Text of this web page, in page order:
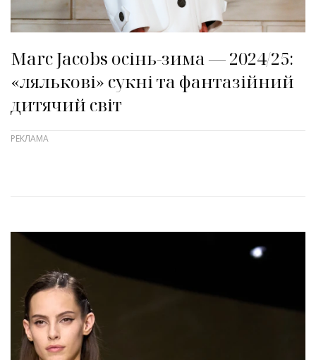
Marc Jacobs осінь-зима — 2024/25:
«лялькові» сукні та фантазійний
дитячий світ